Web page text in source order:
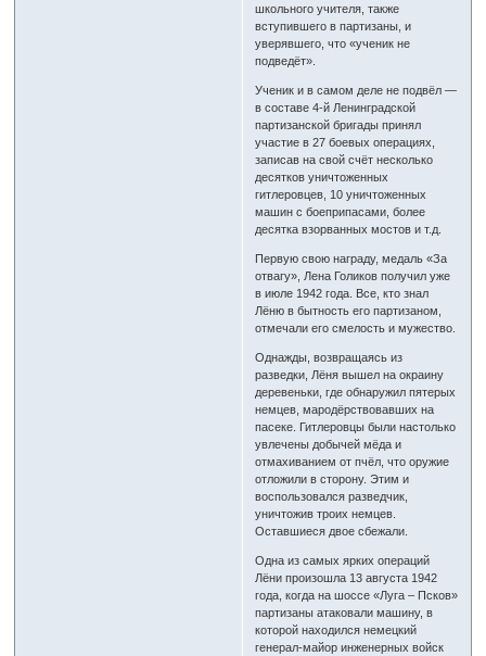
школьного учителя, также
вступившего в партизаны, и
уверявшего, что «ученик не
подведёт».
Ученик и в самом деле не подвёл —
в составе 4-й Ленинградской
партизанской бригады принял
участие в 27 боевых операциях,
записав на свой счёт несколько
десятков уничтоженных
гитлеровцев, 10 уничтоженных
машин с боеприпасами, более
десятка взорванных мостов и т.д.
Первую свою награду, медаль «За
отвагу», Лена Голиков получил уже
в июле 1942 года. Все, кто знал
Лёню в бытность его партизаном,
отмечали его смелость и мужество.
Однажды, возвращаясь из
разведки, Лёня вышел на окраину
деревеньки, где обнаружил пятерых
немцев, мародёрствовавших на
пасеке. Гитлеровцы были настолько
увлечены добычей мёда и
отмахиванием от пчёл, что оружие
отложили в сторону. Этим и
воспользовался разведчик,
уничтожив троих немцев.
Оставшиеся двое сбежали.
Одна из самых ярких операций
Лёни произошла 13 августа 1942
года, когда на шоссе «Луга – Псков»
партизаны атаковали машину, в
которой находился немецкий
генерал-майор инженерных войск